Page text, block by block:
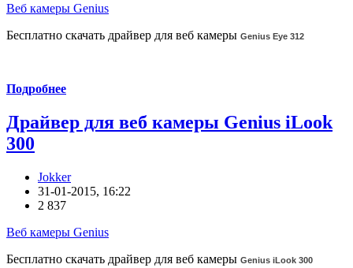
Веб камеры Genius
Бесплатно скачать драйвер для веб камеры Genius Eye 312
Подробнее
Драйвер для веб камеры Genius iLook
300
Jokker
31-01-2015, 16:22
2 837
Веб камеры Genius
Бесплатно скачать драйвер для веб камеры Genius iLook 300